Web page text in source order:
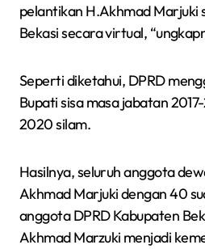
pelantikan H.Akhmad Marjuki
Bekasi secara virtual,
Seperti diketahui, DPRD
Bupati sisa masa jabatan
2020 silam.
Hasilnya, seluruh anggota
Akhmad Marjuki dengan 40
anggota DPRD Kabupaten
Akhmad Marzuki menjadi